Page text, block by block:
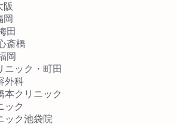
阪
岡
田
斎橋
岡
ニック・町田
外科
本クリニック
ック
ック池袋院